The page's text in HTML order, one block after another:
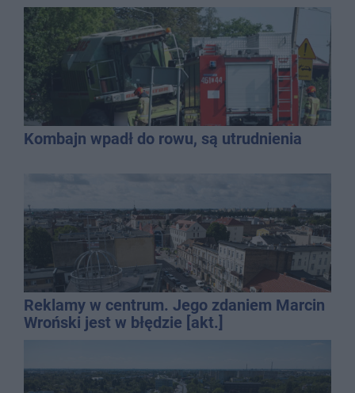
Kombajn wpadł do rowu, są utrudnienia
Reklamy w centrum. Jego zdaniem Marcin
Wroński jest w błędzie [akt.]